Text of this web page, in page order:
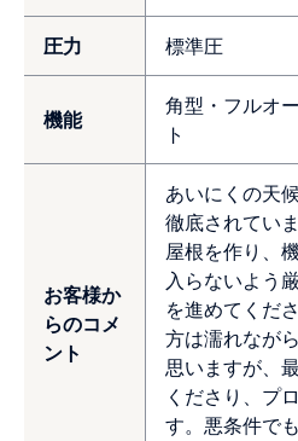
圧力 標準圧
機能
角型・フルオー
ト
お客様か
らのコメ
ント
あいにくの天
徹底されてい
屋根を作り、
入らないよう
を進めてくだ
方は濡れなが
思いますが、
くださり、プ
す。悪条件で